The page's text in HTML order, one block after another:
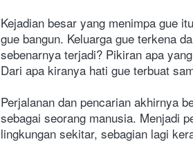
Kejadian besar yang menimpa gue
gue bangun. Keluarga gue terkena
sebenarnya terjadi? Pikiran apa
Dari apa kiranya hati gue terbuat
Perjalanan dan pencarian akhirnya
sebagai seorang manusia. Menjadi
lingkungan sekitar, sebagian lagi